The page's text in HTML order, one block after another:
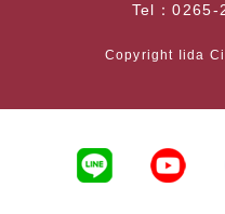
Tel：0265-
Copyright Iida